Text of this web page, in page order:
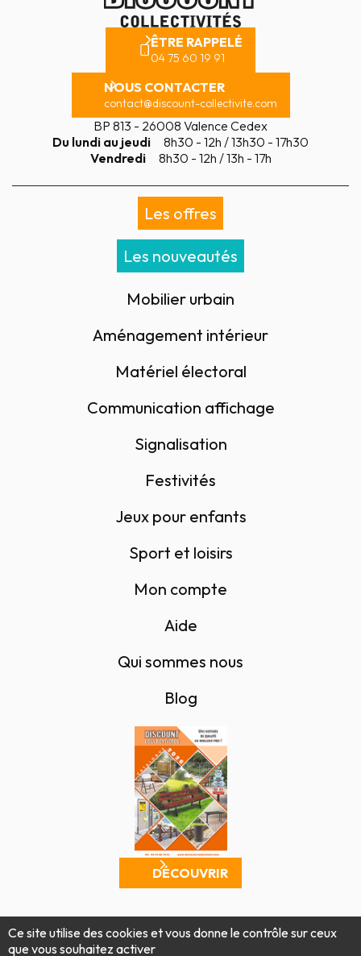
ÊTRE RAPPELÉ
04 75 60 19 91
NOUS CONTACTER
contact@discount-collectivite.com
BP 813 - 26008 Valence Cedex
Du lundi au jeudi
8h30 - 12h / 13h30 - 17h30
Vendredi
8h30 - 12h / 13h - 17h
Les offres
Les nouveautés
Mobilier urbain
Aménagement intérieur
Matériel électoral
Communication affichage
Signalisation
Festivités
Jeux pour enfants
Sport et loisirs
Mon compte
Aide
Qui sommes nous
Blog
DÉCOUVRIR
Mentions légalesPolitique de confidentialité
Conditions générales de vente
Ce site utilise des cookies et vous donne le contrôle sur ceux
que vous souhaitez activer